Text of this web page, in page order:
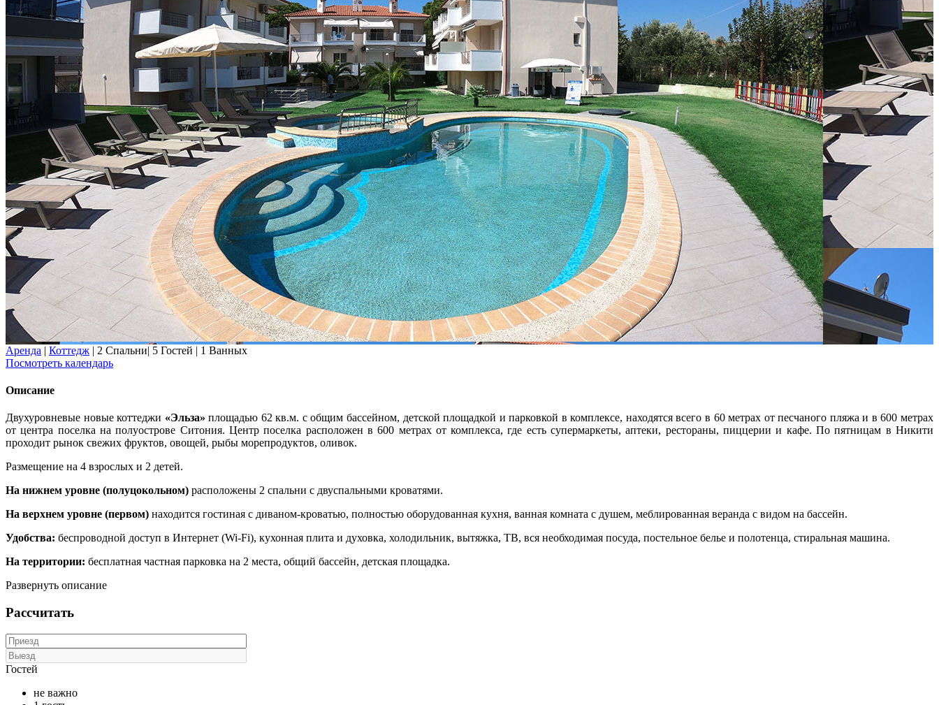
Аренда | Коттедж | 2 Спальни| 5 Гостей | 1 Ванных
Посмотреть календарь
Описание
Двухуровневые новые коттеджи «Эльза» площадью 62 кв.м. с общим бассейном, детской площадкой и парковкой в комплексе, находятся всего в 60 метрах от песчаного пляжа и в 600 метрах
от центра поселка на полуострове Ситония. Центр поселка расположен в 600 метрах от комплекса, где есть супермаркеты, аптеки, рестораны, пиццерии и кафе. По пятницам в Никити
проходит рынок свежих фруктов, овощей, рыбы морепродуктов, оливок.
Размещение на 4 взрослых и 2 детей.
На нижнем уровне (полуцокольном) расположены 2 спальни с двуспальными кроватями.
На верхнем уровне (первом) находится гостиная с диваном-кроватью, полностью оборудованная кухня, ванная комната с душем, меблированная веранда с видом на бассейн.
Удобства: беспроводной доступ в Интернет (Wi-Fi), кухонная плита и духовка, холодильник, вытяжка, ТВ, вся необходимая посуда, постельное белье и полотенца, стиральная машина.
На территории: бесплатная частная парковка на 2 места, общий бассейн, детская площадка.
Развернуть описание
Рассчитать
Гостей
не важно